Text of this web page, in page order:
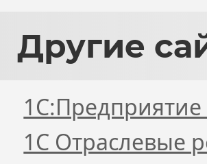
Другие
1С:Предприятие
1С Отраслевые